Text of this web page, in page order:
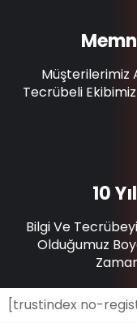
10
Bilgi Ve
Olduğumuz
Müşterilerimiz
Tecrübeli
[trustindex no-